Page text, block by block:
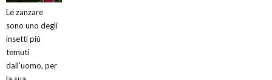
Le zanzare
sono uno degli
insetti più
temuti
dall'uomo, per